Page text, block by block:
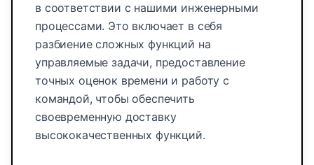
в соответствии с нашими инженерными
процессами. Это включает в себя
разбиение сложных функций на
управляемые задачи, предоставление
точных оценок времени и работу с
командой, чтобы обеспечить
своевременную доставку
высококачественных функций.